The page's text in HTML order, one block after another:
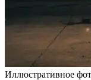
Иллюстративное